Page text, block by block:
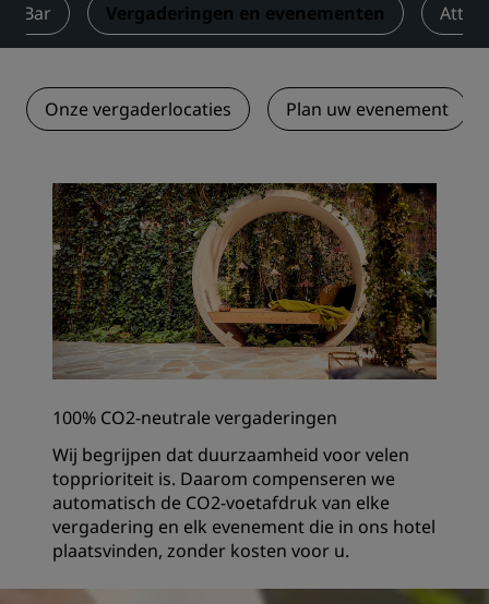
Bar Vergaderingen en evenementen
Onze vergaderlocaties Plan uw evenement
100% CO2-neutrale vergaderingen
Wij begrijpen dat duurzaamheid voor velen
topprioriteit is. Daarom compenseren we
automatisch de CO2-voetafdruk van elke
vergadering en elk evenement die in ons hotel
plaatsvinden, zonder kosten voor u.